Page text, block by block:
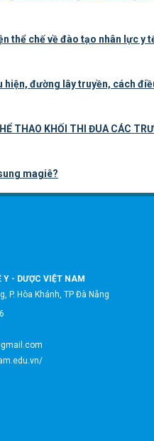
thể chế về đào tạo nhân lực y
hiện, đường lây truyền, cách
THAO KHỐI THI ĐUA CÁC
magiê?
Y - DƯỢC VIỆT NAM
P. Hòa Khánh, TP Đà Nẵng